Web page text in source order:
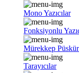
Mono Yazıcılar
Fonksiyonlu
Mürekkep
Tarayıcılar